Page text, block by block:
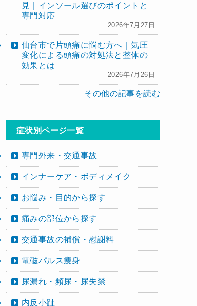
見｜インソール選びのポイントと
専門対応
2026年7月27日
仙台市で片頭痛に悩む方へ｜気圧
変化による頭痛の対処法と整体の
効果とは
2026年7月26日
その他の記事を読む
症状別ページ一覧
専門外来・交通事故
インナーケア・ボディメイク
お悩み・目的から探す
痛みの部位から探す
交通事故の補償・慰謝料
電磁パルス痩身
尿漏れ・頻尿・尿失禁
内反小趾